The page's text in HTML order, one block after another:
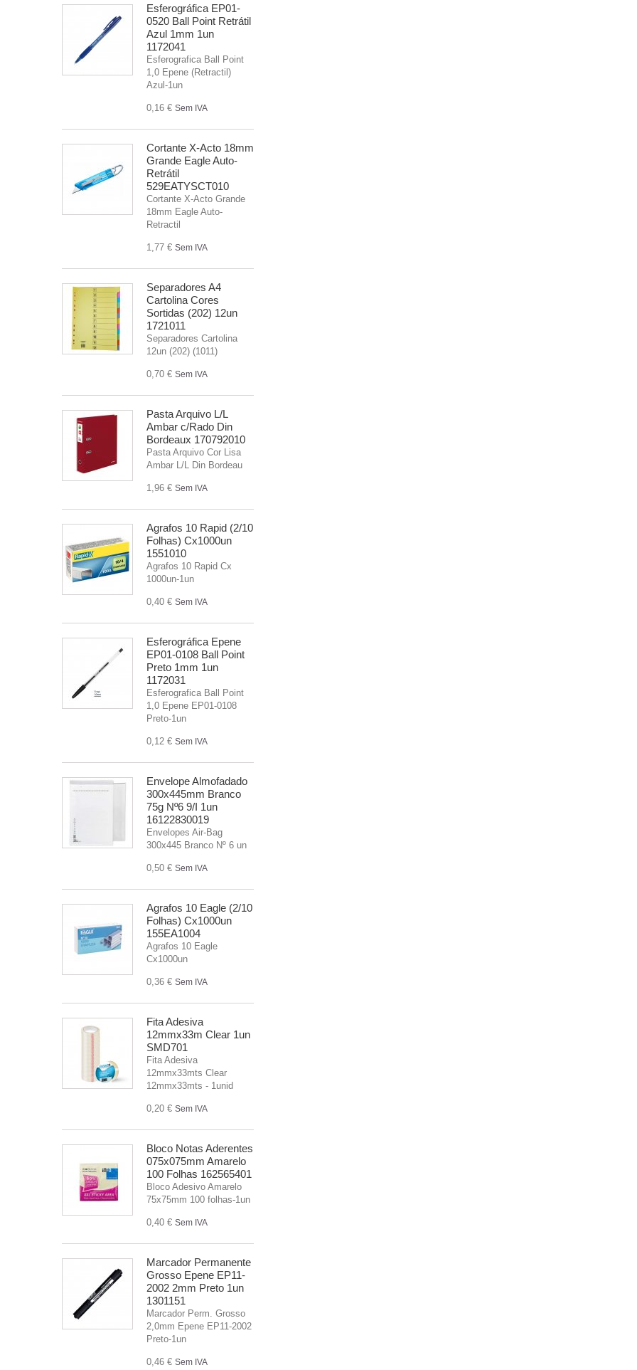
Esferográfica EP01-
0520 Ball Point Retrátil
Azul 1mm 1un
1172041
Esferografica Ball Point
1,0 Epene (Retractil)
Azul-1un
0,16 € Sem IVA
Cortante X-Acto 18mm
Grande Eagle Auto-
Retrátil
529EATYSCT010
Cortante X-Acto Grande
18mm Eagle Auto-
Retractil
1,77 € Sem IVA
Separadores A4
Cartolina Cores
Sortidas (202) 12un
1721011
Separadores Cartolina
12un (202) (1011)
0,70 € Sem IVA
Pasta Arquivo L/L
Ambar c/Rado Din
Bordeaux 170792010
Pasta Arquivo Cor Lisa
Ambar L/L Din Bordeau
1,96 € Sem IVA
Agrafos 10 Rapid (2/10
Folhas) Cx1000un
1551010
Agrafos 10 Rapid Cx
1000un-1un
0,40 € Sem IVA
Esferográfica Epene
EP01-0108 Ball Point
Preto 1mm 1un
1172031
Esferografica Ball Point
1,0 Epene EP01-0108
Preto-1un
0,12 € Sem IVA
Envelope Almofadado
300x445mm Branco
75g Nº6 9/I 1un
16122830019
Envelopes Air-Bag
300x445 Branco Nº 6 un
0,50 € Sem IVA
Agrafos 10 Eagle (2/10
Folhas) Cx1000un
155EA1004
Agrafos 10 Eagle
Cx1000un
0,36 € Sem IVA
Fita Adesiva
12mmx33m Clear 1un
SMD701
Fita Adesiva
12mmx33mts Clear
12mmx33mts - 1unid
0,20 € Sem IVA
Bloco Notas Aderentes
075x075mm Amarelo
100 Folhas 162565401
Bloco Adesivo Amarelo
75x75mm 100 folhas-1un
0,40 € Sem IVA
Marcador Permanente
Grosso Epene EP11-
2002 2mm Preto 1un
1301151
Marcador Perm. Grosso
2,0mm Epene EP11-2002
Preto-1un
0,46 € Sem IVA